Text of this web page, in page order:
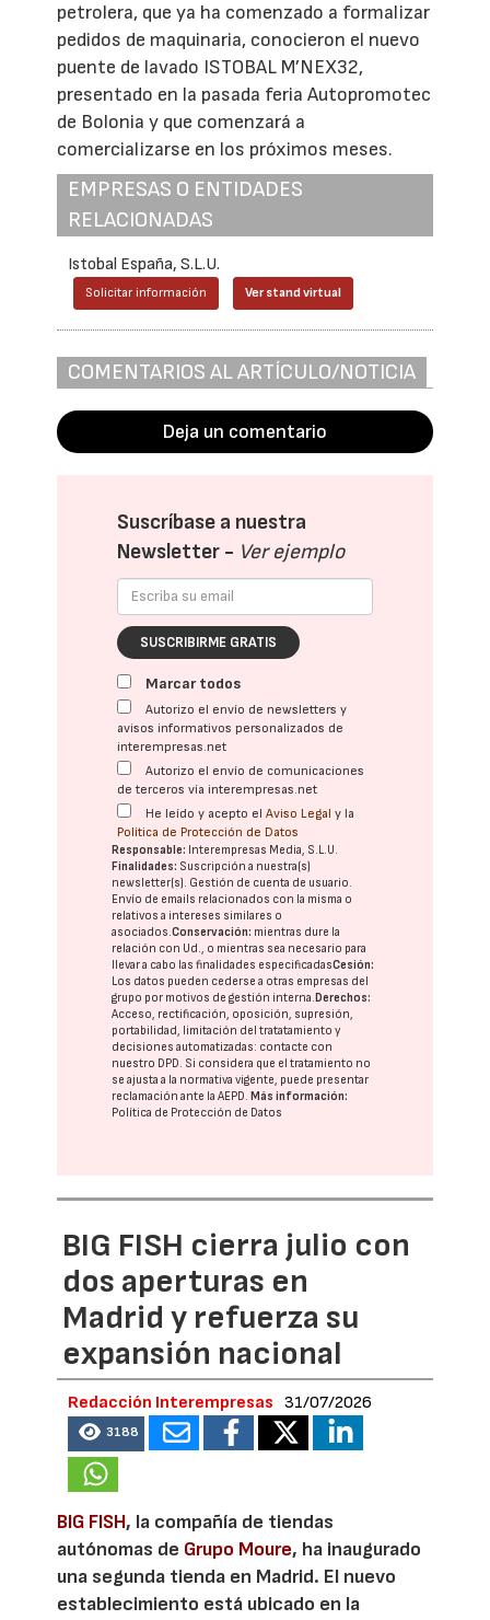
petrolera, que ya ha comenzado a formalizar
pedidos de maquinaria, conocieron el nuevo
puente de lavado ISTOBAL M’NEX32,
presentado en la pasada feria Autopromotec
de Bolonia y que comenzará a
comercializarse en los próximos meses.
EMPRESAS O ENTIDADES
RELACIONADAS
Istobal España, S.L.U.
Solicitar información Ver stand virtual
COMENTARIOS AL ARTÍCULO/NOTICIA
Deja un comentario
Suscríbase a nuestra
Newsletter - Ver ejemplo
SUSCRIBIRME GRATIS
Marcar todos
Autorizo el envío de newsletters y
avisos informativos personalizados de
interempresas.net
Autorizo el envío de comunicaciones
de terceros vía interempresas.net
He leído y acepto elAviso Legal y la
Política de Protección de Datos
Responsable: Interempresas Media, S.L.U.
Finalidades: Suscripción a nuestra(s)
newsletter(s). Gestión de cuenta de usuario.
Envío de emails relacionados con la misma o
relativos a intereses similares o
asociados.Conservación: mientras dure la
relación con Ud., o mientras sea necesario para
llevar a cabo las finalidades especificadasCesión:
Los datos pueden cederse a otras empresas del
grupo por motivos de gestión interna.Derechos:
Acceso, rectificación, oposición, supresión,
portabilidad, limitación del tratatamiento y
decisiones automatizadas: contacte con
nuestro DPD . Si considera que el tratamiento no
se ajusta a la normativa vigente, puede presentar
reclamación ante laAEPD .Más información:
Política de Protección de Datos
BIG FISH cierra julio con
dos aperturas en
Madrid y refuerza su
expansión nacional
Redacción Interempresas 31/07/2026
3188
BIG FISH, la compañía de tiendas
autónomas de Grupo Moure, ha inaugurado
una segunda tienda en Madrid. El nuevo
establecimiento está ubicado en la